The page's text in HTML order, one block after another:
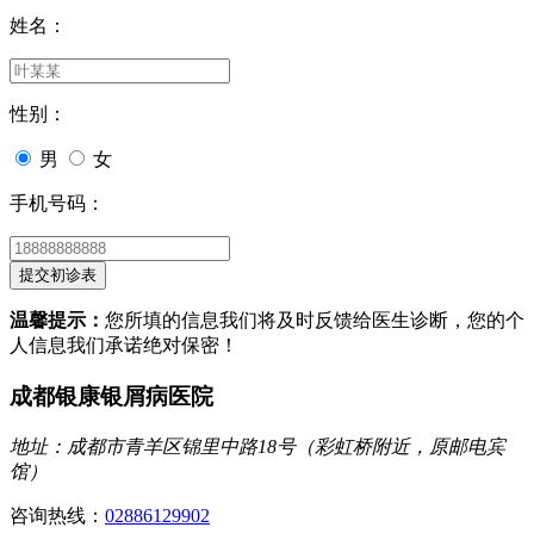
姓名：
性别：
男 女
手机号码：
温馨提示： 您所填的信息我们将及时反馈给医生诊断，您的个
人信息我们承诺绝对保密！
成都银康银屑病医院
地址：成都市青羊区锦里中路18号（彩虹桥附近，原邮电宾
馆）
咨询热线： 02886129902